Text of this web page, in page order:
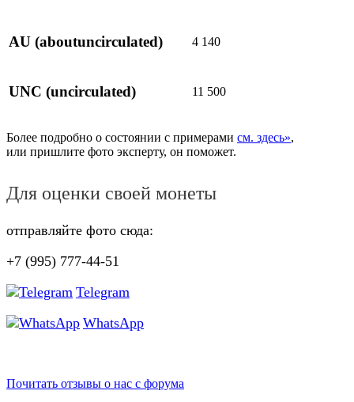
AU (aboutuncirculated) 4 140
UNC (uncirculated) 11 500
Более подробно о состоянии с примерами см. здесь»,
или пришлите фото эксперту, он поможет.
Для оценки своей монеты
отправляйте фото сюда:
+7 (995) 777-44-51
Telegram
WhatsApp
Почитать отзывы о нас с форума